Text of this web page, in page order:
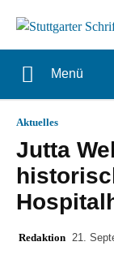
Menü
Aktuelles
Jutta
Redaktion 21.